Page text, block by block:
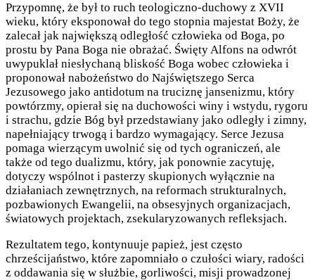
Przypomnę, że był to ruch teologiczno-duchowy z XVII
wieku, który eksponował do tego stopnia majestat Boży, że
zalecał jak największą odległość człowieka od Boga, po
prostu by Pana Boga nie obrażać. Święty Alfons na odwrót
uwypuklał niesłychaną bliskość Boga wobec człowieka i
proponował nabożeństwo do Najświętszego Serca
Jezusowego jako antidotum na truciznę jansenizmu, który
powtórzmy, opierał się na duchowości winy i wstydu, rygoru
i strachu, gdzie Bóg był przedstawiany jako odległy i zimny,
napełniający trwogą i bardzo wymagający. Serce Jezusa
pomaga wierzącym uwolnić się od tych ograniczeń, ale
także od tego dualizmu, który, jak ponownie zacytuję,
dotyczy wspólnot i pasterzy skupionych wyłącznie na
działaniach zewnętrznych, na reformach strukturalnych,
pozbawionych Ewangelii, na obsesyjnych organizacjach,
światowych projektach, zsekularyzowanych refleksjach.
Rezultatem tego, kontynuuje papież, jest często
chrześcijaństwo, które zapomniało o czułości wiary, radości
z oddawania się w służbie, gorliwości, misji prowadzonej